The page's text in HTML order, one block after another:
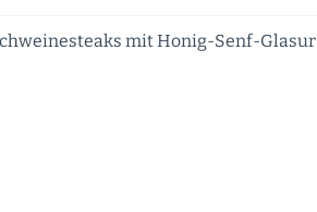
mit Honig-Senf-Glasur